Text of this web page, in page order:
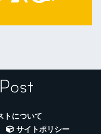
トについて
サイトポリシー